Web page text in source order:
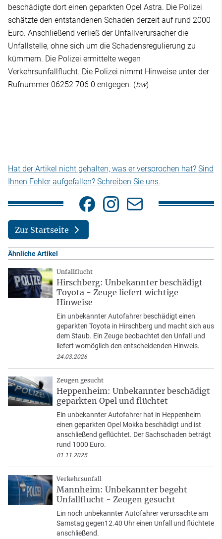
beschädigte dort einen geparkten Opel Astra. Die Polizei
schätzte den entstandenen Schaden derzeit auf rund 2000
Euro. Anschließend verließ der Unfallverursacher die
Unfallstelle, ohne sich um die Schadensregulierung zu
kümmern. Die Polizei ermittelte wegen
Verkehrsunfallflucht. Die Polizei nimmt Hinweise unter der
Rufnummer 06252 706 0 entgegen. (bw)
Hat der Artikel nicht gehalten, was er versprochen hat? Sind
Ihnen Fehler aufgefallen? Schreiben Sie uns.
Zur Startseite
Ähnliche Artikel
Unfallflucht
Hirschberg: Unbekannter beschädigt
Toyota - Zeuge liefert wichtige
Hinweise
Ein unbekannter Autofahrer beschädigt einen
geparkten Toyota in Hirschberg und macht sich aus
dem Staub. Ein Zeuge beobachtet den Unfall und
liefert womöglich den entscheidenden Hinweis.
24.03.2026
Zeugen gesucht
Heppenheim: Unbekannter beschädigt
geparkten Opel und flüchtet
Ein unbekannter Autofahrer hat in Heppenheim
einen geparkten Opel Mokka beschädigt und ist
anschließend geflüchtet. Der Sachschaden beträgt
rund 1000 Euro.
01.11.2025
Verkehrsunfall
Mannheim: Unbekannter begeht
Unfallflucht - Zeugen gesucht
Ein noch unbekannter Autofahrer verursachte am
Samstag gegen12.40 Uhr einen Unfall und flüchtete
anschließend.